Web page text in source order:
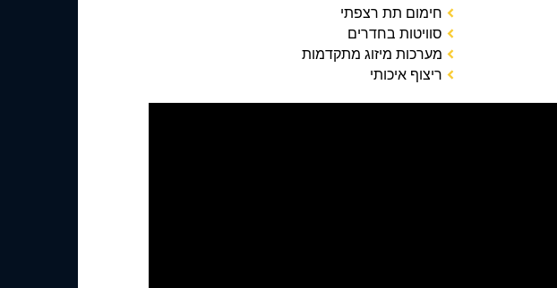
חימום תת רצפתי
סוויטות בחדרים
מערכות מיזוג מתקדמות
ריצוף איכותי